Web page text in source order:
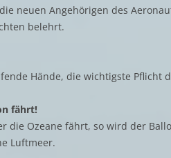
neuen Angehörigen des
belehrt.
Hände, die wichtigste Pflicht
fährt!
die Ozeane fährt, so wird der
Luftmeer.